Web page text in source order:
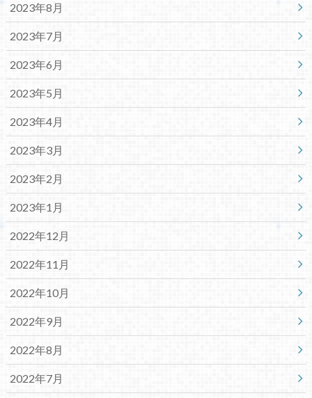
2023年8月
2023年7月
2023年6月
2023年5月
2023年4月
2023年3月
2023年2月
2023年1月
2022年12月
2022年11月
2022年10月
2022年9月
2022年8月
2022年7月